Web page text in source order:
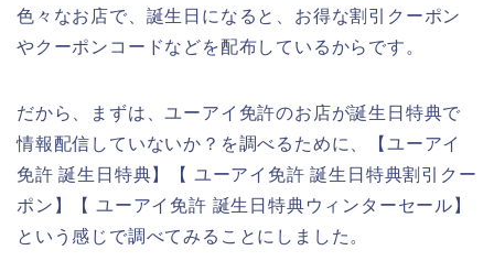
色々なお店で、誕生日になると、お得な割引クーポン
やクーポンコードなどを配布しているからです。
だから、まずは、ユーアイ免許のお店が誕生日特典で
情報配信していないか？を調べるために、【ユーアイ
免許 誕生日特典】【 ユーアイ免許 誕生日特典割引クー
ポン】【 ユーアイ免許 誕生日特典ウィンターセール】
という感じで調べてみることにしました。